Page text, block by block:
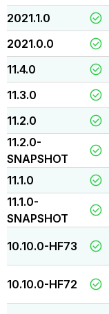
2021.1.0
2021.0.0
11.4.0
11.3.0
11.2.0
11.2.0-
SNAPSHOT
11.1.0
11.1.0-
SNAPSHOT
10.10.0-HF73
10.10.0-HF72